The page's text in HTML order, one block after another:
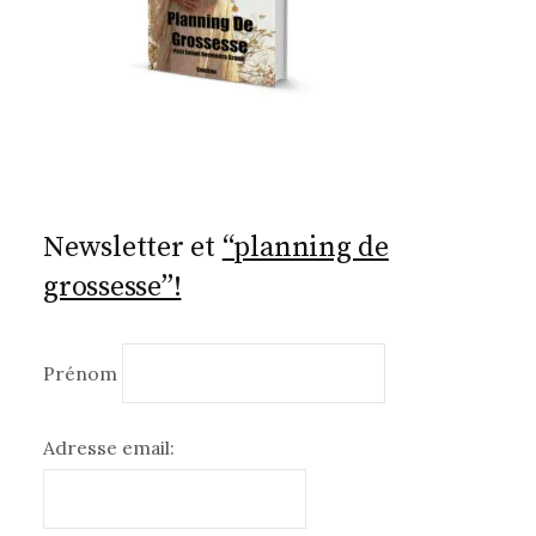
Newsletter et “planning de
grossesse”!
Prénom
Adresse email: